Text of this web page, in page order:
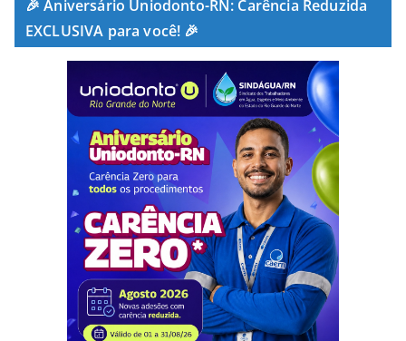
🎉 Aniversário Uniodonto-RN: Carência Reduzida
EXCLUSIVA para você! 🎉